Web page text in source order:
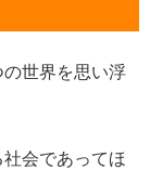
世界を思い浮
会であってほ